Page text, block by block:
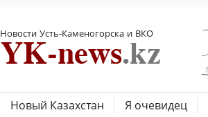
Новости Усть-Каменогорска и ВКО
Новый Казахстан Я очевидец